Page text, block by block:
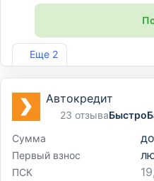
Еще 2
Лиц. №1343
Автокредит
23 отзыва
Сумма
до
Первый взнос
ПСК